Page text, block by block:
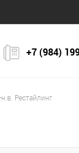
+7 (984)
Рестайлинг